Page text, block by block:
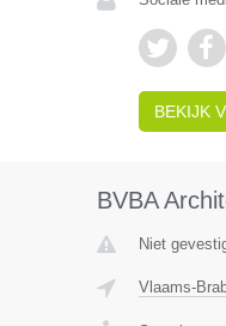
BEKIJK
BVBA
Niet
Vlaams-